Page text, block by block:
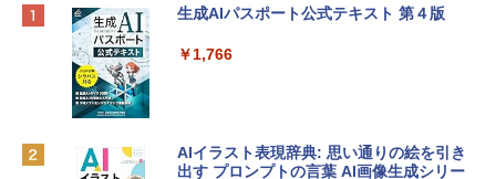
Apple 2026 MacBook Neo A18 Proチッ
e Intelligenceのために設計、Liquid Ret
￥137,800
Xbox プリペイドカード 10,000円 デジタ
ンラインコード]
Robloxギフトカード - 800 Robux 【限
定バーチャルアイテムを含む】 【オンラ
生成AIパスポート公式テキスト 第４版
￥1,766
AIイラスト表現辞典: 思い通りの絵を引き
出す プロンプトの言葉 AI画像生成シリー